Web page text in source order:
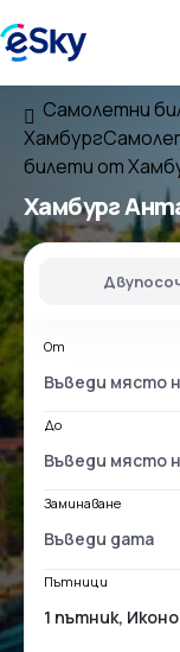
Самолетни
Хамбург
билети от
Хамбург
От
До
Заминаване
Пътници